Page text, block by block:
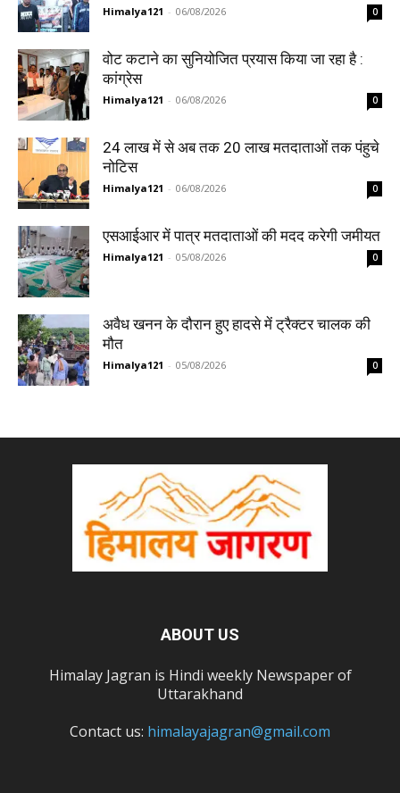
Himalya121 - 06/08/2026 0
वोट कटाने का सुनियोजित प्रयास किया जा रहा है :
कांग्रेस
Himalya121 - 06/08/2026 0
24 लाख में से अब तक 20 लाख मतदाताओं तक पंहुचे
नोटिस
Himalya121 - 06/08/2026 0
एसआईआर में पात्र मतदाताओं की मदद करेगी जमीयत
Himalya121 - 05/08/2026 0
अवैध खनन के दौरान हुए हादसे में ट्रैक्टर चालक की
मौत
Himalya121 - 05/08/2026 0
ABOUT US
Himalay Jagran is Hindi weekly Newspaper of
Uttarakhand
Contact us: himalayajagran@gmail.com